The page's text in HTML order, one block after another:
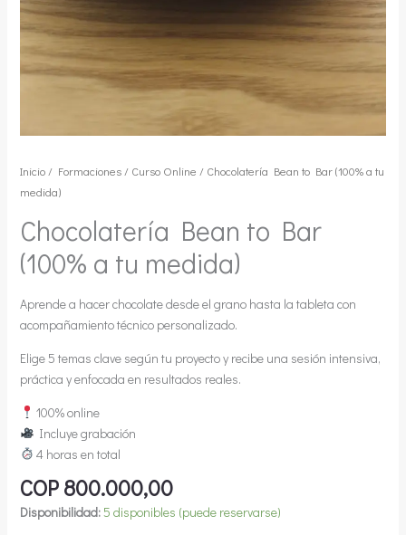
Inicio/ Formaciones/ Curso Online / Chocolatería Bean to Bar (100% a tu
medida)
Chocolatería Bean to Bar
(100% a tu medida)
Aprende a hacer chocolate desde el grano hasta la tableta con
acompañamiento técnico personalizado.
Elige 5 temas clave según tu proyecto y recibe una sesión intensiva,
práctica y enfocada en resultados reales.
100% online
Incluye grabación
4 horas en total
COP800.000,00
Disponibilidad:5 disponibles (puede reservarse)